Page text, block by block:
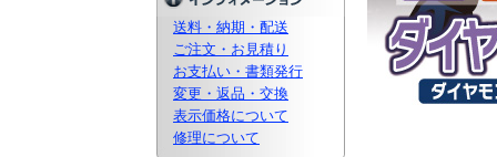
送料・納期・配送
ご注文・お見積り
お支払い・書類発行
変更・返品・交換
表示価格について
修理について